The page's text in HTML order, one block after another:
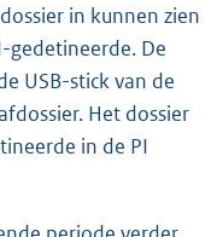
in kunnen zien
gedetineerde. De
USB-stick van de
Het dossier
in de PI